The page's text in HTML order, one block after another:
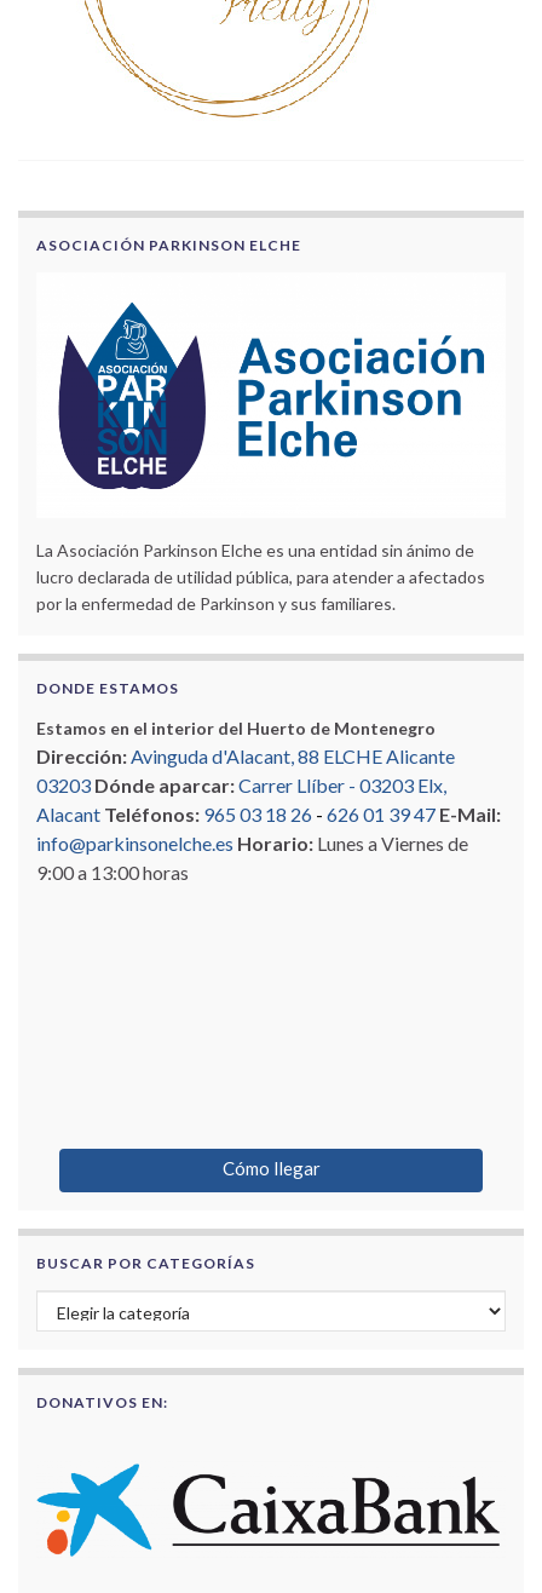
ASOCIACIÓN PARKINSON ELCHE
La Asociación Parkinson Elche es una entidad sin ánimo de
lucro declarada de utilidad pública, para atender a afectados
por la enfermedad de Parkinson y sus familiares.
DONDE ESTAMOS
Estamos en el interior del Huerto de Montenegro
Dirección:Avinguda d'Alacant, 88 ELCHE Alicante
03203 Dónde aparcar:Carrer Llíber - 03203 Elx,
Alacant Teléfonos: 965 03 18 26 - 626 01 39 47 E-Mail:
info@parkinsonelche.es Horario: Lunes a Viernes de
9:00 a 13:00 horas
Cómo llegar
BUSCAR POR CATEGORÍAS
Buscar por categorías
DONATIVOS EN: